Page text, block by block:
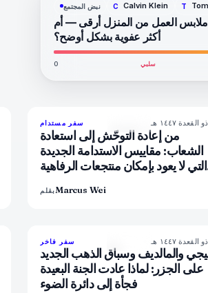
نبض المجتمع C Calvin Klein T
العمل من المنزل أرقى — أم
أكثر عفوية بشكل أوضح؟
0 سلبي
86% سفر مستدام
من إعادة التوحّش إلى استعادة
الشعاب: مقاييس الاستدامة الجديدة
التي لا يعود بإمكان منتجعات الرفاهية
بقلمMarcus Wei
84% سفر فاخر
والمالديف وسباق الذهب الجديد
على الجزر: لماذا عادت الجنة البعيدة
فجأة إلى دائرة الضوء